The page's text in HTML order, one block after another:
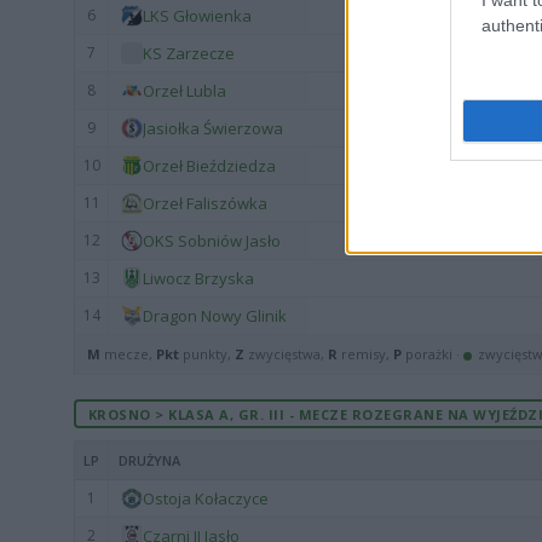
6 LKS Głowienka
7 KS Zarzecze
8 Orzeł Lubla
9 Jasiołka Świerzowa
10 Orzeł Bieździedza
11 Orzeł Faliszówka
12 OKS Sobniów Jasło
13 Liwocz Brzyska
14 Dragon Nowy Glinik
M mecze, Pkt punkty, Z zwycięstwa, R remisy, P porażki ·
KROSNO > KLASA A, GR. III - MECZE ROZEGRANE NA
LP DRUŻYNA
1 Ostoja Kołaczyce
2 Czarni II Jasło